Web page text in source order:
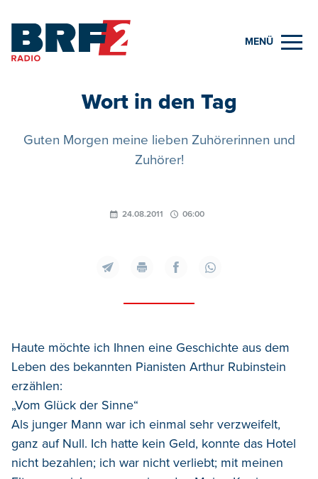
MENÜ
Wort in den Tag
Guten Morgen meine lieben Zuhörerinnen und
Zuhörer!
24.08.2011 06:00
Haute möchte ich Ihnen eine Geschichte aus dem
Leben des bekannten Pianisten Arthur Rubinstein
erzählen:
„Vom Glück der Sinne“
Als junger Mann war ich einmal sehr verzweifelt,
ganz auf Null. Ich hatte kein Geld, konnte das Hotel
nicht bezahlen; ich war nicht verliebt; mit meinen